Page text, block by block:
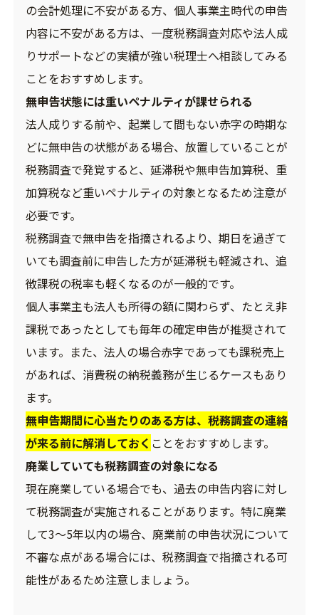
の会計処理に不安がある方、個人事業主時代の申告
内容に不安がある方は、一度税務調査対応や法人成
りサポートなどの実績が強い税理士へ相談してみる
ことをおすすめします。
無申告状態には重いペナルティが課せられる
法人成りする前や、起業して間もない赤字の時期な
どに無申告の状態がある場合、放置していることが
税務調査で発覚すると、延滞税や無申告加算税、重
加算税など重いペナルティの対象となるため注意が
必要です。
税務調査で無申告を指摘されるより、期日を過ぎて
いても調査前に申告した方が延滞税も軽減され、追
徴課税の税率も軽くなるのが一般的です。
個人事業主も法人も所得の額に関わらず、たとえ非
課税であったとしても毎年の確定申告が推奨されて
います。また、法人の場合赤字であっても課税売上
があれば、消費税の納税義務が生じるケースもあり
ます。
無申告期間に心当たりのある方は、税務調査の連絡
が来る前に解消しておく ことをおすすめします。
廃業していても税務調査の対象になる
現在廃業している場合でも、過去の申告内容に対し
て税務調査が実施されることがあります。特に廃業
して3～5年以内の場合、廃業前の申告状況について
不審な点がある場合には、税務調査で指摘される可
能性があるため注意しましょう。